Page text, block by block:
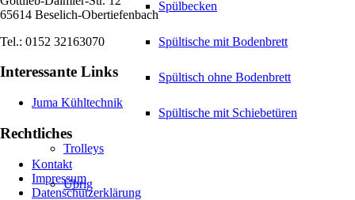
Spülbecken
Spültische mit Bodenbrett
Spültisch ohne Bodenbrett
Spültische mit Schiebetüren
Trolleys
Übrig
65614 Beselich-Obertiefenbach
Tel.: 0152 32163070
Interessante Links
Juma Kühltechnik
Rechtliches
Kontakt
Impressum
Datenschutzerklärung